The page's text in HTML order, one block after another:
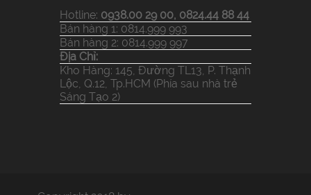
Hotline: 0938.00 29 00, 0824.44 88 44
Bán hàng 1: 0814.999 993
Bán hàng 2: 0814.999 997
Địa Chỉ:
Kho Hàng: 145, Đường TL13, P. Thạnh
Lộc, Q.12, Tp.HCM (Phía sau nhà trẻ
Sáng Tạo 2)